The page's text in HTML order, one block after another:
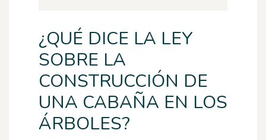
¿QUÉ DICE LA LEY
SOBRE LA
CONSTRUCCIÓN DE
UNA CABAÑA EN LOS
ÁRBOLES?